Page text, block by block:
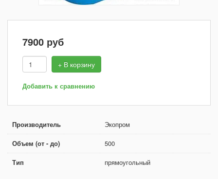
7900 руб
+ В корзину
Добавить к сравнению
Производитель Экопром
Объем (от - до) 500
Тип прямоугольный